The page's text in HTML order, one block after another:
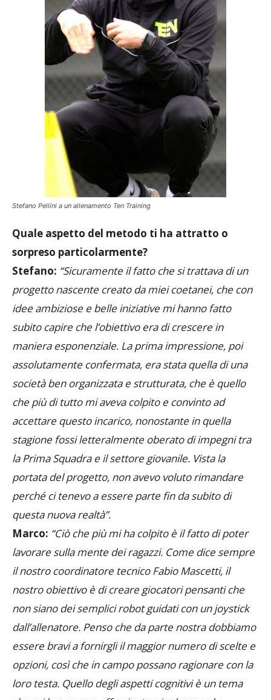
Stefano Pellini a un allenamento Ten Training
sorpreso particolarmente?
Stefano:“Sicuramente il fatto che si trattava di un
progetto nascente creato da miei coetanei, che con
idee ambiziose e belle iniziative mi hanno fatto
subito capire che l’obiettivo era di crescere in
maniera esponenziale. La prima impressione, poi
assolutamente confermata, era stata quella di una
società ben organizzata e strutturata, che è quello
che più di tutto mi aveva colpito e convinto ad
accettare questo incarico, nonostante in quella
stagione fossi letteralmente oberato di impegni tra
la Prima Squadra e il settore giovanile. Vista la
portata del progetto, non avevo voluto rimandare
perché ci tenevo a essere parte fin da subito di
questa nuova realtà”.
Marco:“Ciò che più mi ha colpito è il fatto di poter
lavorare sulla mente dei ragazzi. Come dice sempre
il nostro coordinatore tecnico Fabio Mascetti, il
nostro obiettivo è di creare giocatori pensanti che
non siano dei semplici robot guidati con un joystick
dall’allenatore. Penso che da parte nostra dobbiamo
essere bravi a fornirgli il maggior numero di scelte e
opzioni, così che in campo possano ragionare con la
loro testa. Quello degli aspetti cognitivi è un tema
che mi ha sempre affascinato, sin da quando